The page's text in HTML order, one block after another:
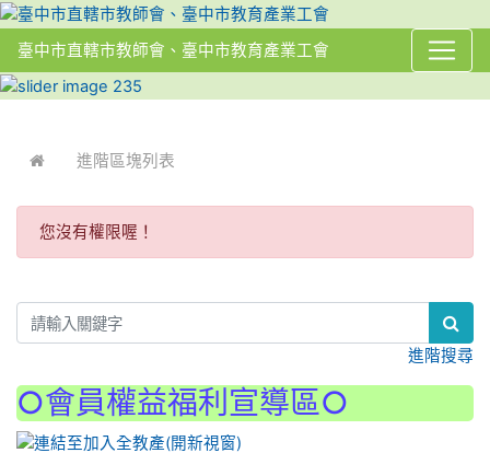
臺中市直轄市教師會、臺中市教育產業工會
進階區塊列表
您沒有權限喔！
進階搜尋
○會員權益福利宣導區○